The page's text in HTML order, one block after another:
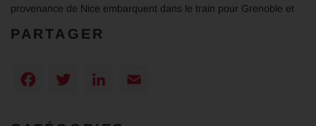
provenance de Nice embarquent dans le train pour Grenoble et
PARTAGER
Facebook
TwitterLinkedIn